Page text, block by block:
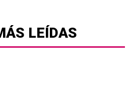
LEÍDAS